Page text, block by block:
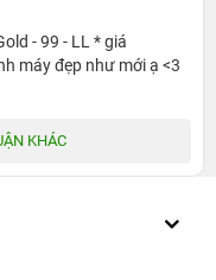
- 99 - LL * giá
máy đẹp như mới ạ <3
KHÁC